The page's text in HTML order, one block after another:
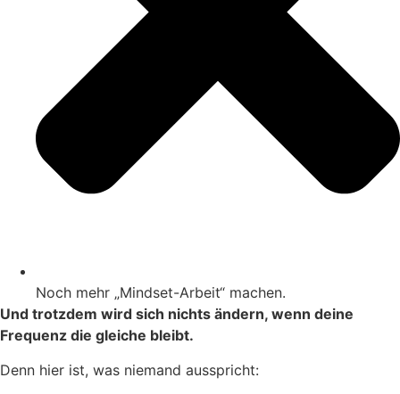
Noch mehr „Mindset-Arbeit“ machen.
Und trotzdem wird sich nichts ändern, wenn deine
Frequenz die gleiche bleibt.
Denn hier ist, was niemand ausspricht: